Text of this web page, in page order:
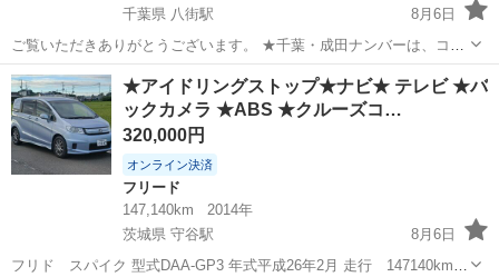
千葉県 八街駅
8月6日
ご覧いただきありがとうございます。 ★千葉・成田ナンバーは、コミ
コミ価格になります★ ※その他の地域で登録の場合、管轄外登録費用
が別途かかります。 メーカー：...
千葉 八街市 八街駅 フリード フリードハイブリッド
★アイドリングストップ★ナビ★ テレビ ★バ
ックカメラ ★ABS ★クルーズコ…
320,000円
オンライン決済
フリード
147,140km
2014年
茨城県 守谷駅
8月6日
フリド スパイク 型式DAA-GP3 年式平成26年2月 走行 147140km